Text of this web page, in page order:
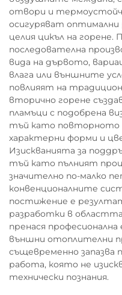
отвори и
осигуряват
целия цикъл на
последователна
вида на дървото,
влага или външните
повлияят на
вторично горене
пламъци с подобрена
тъй като повторното
характерни форми и
Изискванията за
тъй като пълният
значително по-малко
конвенционалните
постижение е
разработки в
пренася
външни отоплителни
същевременно
работа, която не
технически познания.